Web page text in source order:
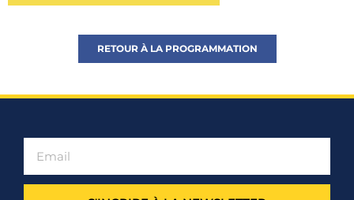
RETOUR À LA PROGRAMMATION